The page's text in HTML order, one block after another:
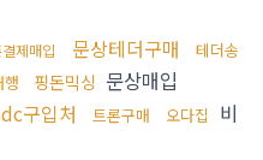
제매입 문상테더구매
테더송
행 핑돈믹싱 문상매입
구입처 트론구매 오다집
비